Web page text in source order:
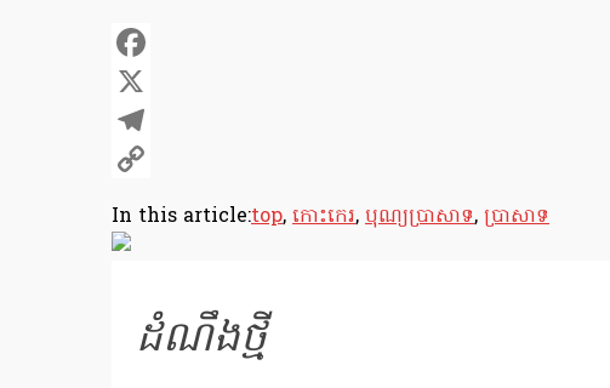
Facebook
X
Telegram
Link
In this article:top, កោះកេរ, បុណ្យប្រាសាទ, ប្រាសាទ
ដំណឹងថ្មី